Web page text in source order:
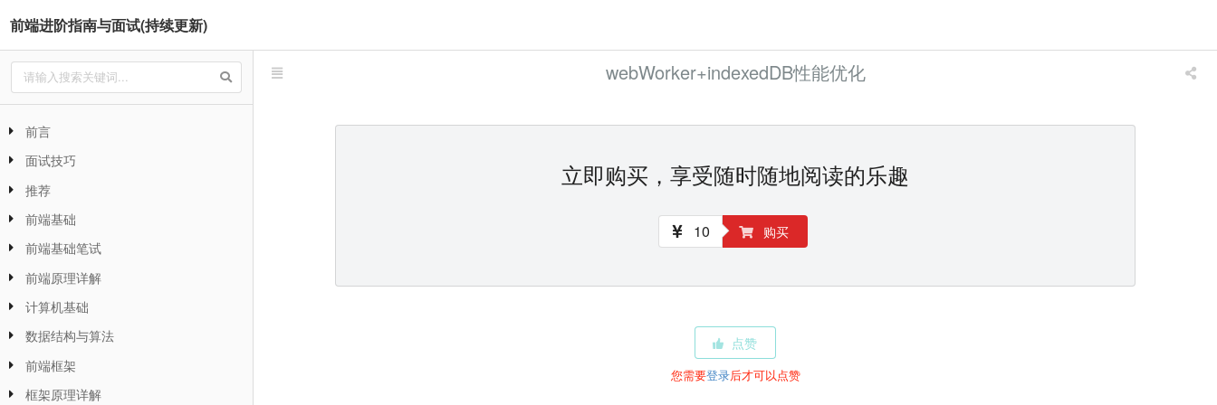
前端进阶指南与面试(持续更新)
前言
面试技巧
推荐
前端基础
前端基础笔试
前端原理详解
计算机基础
数据结构与算法
前端框架
框架原理详解
webWorker+indexedDB性能优化
立即购买，享受随时随地阅读的乐趣
10 购买
点赞
您需要登录后才可以点赞